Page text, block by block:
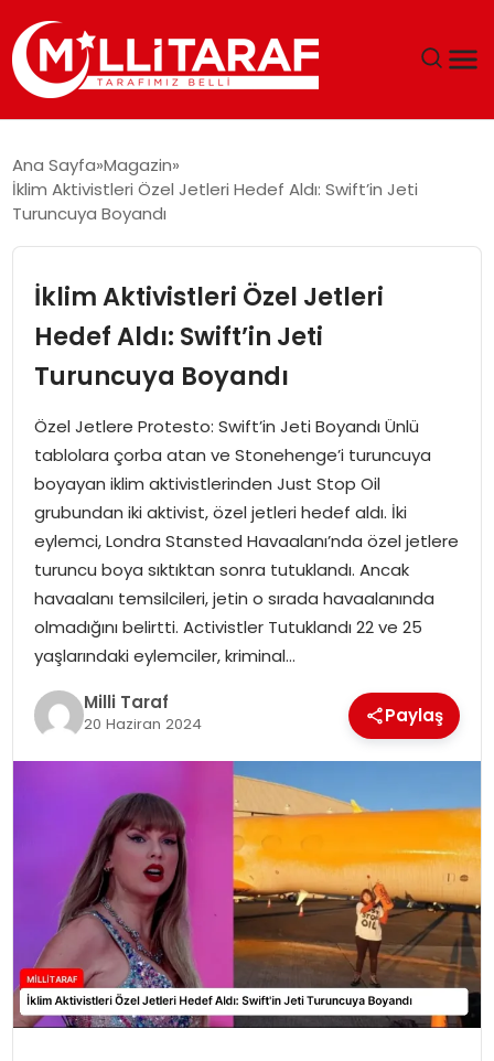
ÖZEL SAYFALAR
SPOR
SIYASET
MAGAZIN
Ana Sayfa Magazin
İklim Aktivistleri Özel Jetleri Hedef Aldı: Swift’in Jeti
Turuncuya Boyandı
İklim Aktivistleri Özel Jetleri
Hedef Aldı: Swift’in Jeti
Turuncuya Boyandı
Özel Jetlere Protesto: Swift’in Jeti Boyandı Ünlü
tablolara çorba atan ve Stonehenge’i turuncuya
boyayan iklim aktivistlerinden Just Stop Oil
grubundan iki aktivist, özel jetleri hedef aldı. İki
eylemci, Londra Stansted Havaalanı’nda özel jetlere
turuncu boya sıktıktan sonra tutuklandı. Ancak
havaalanı temsilcileri, jetin o sırada havaalanında
olmadığını belirtti. Activistler Tutuklandı 22 ve 25
yaşlarındaki eylemciler, kriminal…
Milli Taraf
20 Haziran 2024 Paylaş